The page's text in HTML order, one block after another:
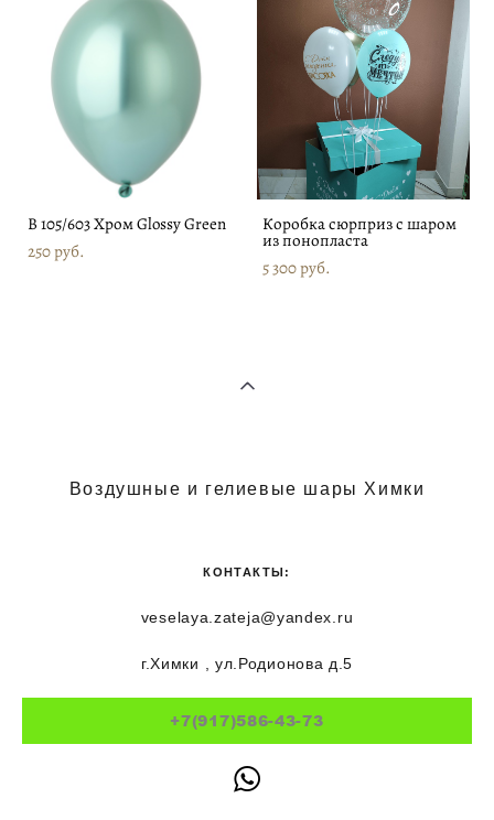
В 105/603 Хром Glossy Green
250 pуб.
Коробка сюрприз с шаром
из понопласта
5 300 pуб.
Воздушные и гелиевые шары Химки
КОНТАКТЫ:
veselaya.zateja@yandex.ru
г.Химки , ул.Родионова д.5
+7(917)586-43-73